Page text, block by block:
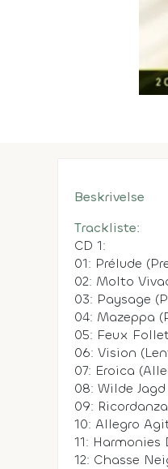
Beskrivelse
Trackliste:
CD 1:
01: Prélude
02: Molto
03: Paysage
04: Mazeppa
05: Feux
06: Vision
07: Eroica
08: Wilde
09:
10: Allegro
11:
12: Chasse